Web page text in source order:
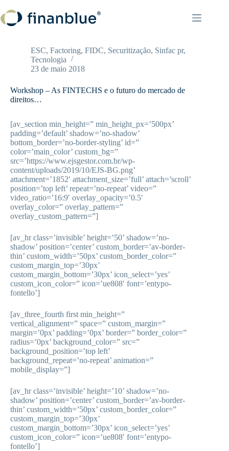
para
o
ESC, Factoring, FIDC, Securitização, Sinfac pr,
Tecnologia
23 de maio 2018
Workshop – As FINTECHS e o futuro do mercado de
direitos…
[av_section min_height=” min_height_px=’500px’
padding=’default’ shadow=’no-shadow’
bottom_border=’no-border-styling’ id=”
color=’main_color’ custom_bg=”
src=’https://www.ejsgestor.com.br/wp-
content/uploads/2019/10/EJS-BG.png’
attachment=’1852′ attachment_size=’full’ attach=’scroll’
position=’top left’ repeat=’no-repeat’ video=”
video_ratio=’16:9′ overlay_opacity=’0.5′
overlay_color=” overlay_pattern=”
overlay_custom_pattern=”]
[av_hr class=’invisible’ height=’50’ shadow=’no-
shadow’ position=’center’ custom_border=’av-border-
thin’ custom_width=’50px’ custom_border_color=”
custom_margin_top=’30px’
custom_margin_bottom=’30px’ icon_select=’yes’
custom_icon_color=” icon=’ue808′ font=’entypo-
fontello’]
[av_three_fourth first min_height=”
vertical_alignment=” space=” custom_margin=”
margin=’0px’ padding=’0px’ border=” border_color=”
radius=’0px’ background_color=” src=”
background_position=’top left’
background_repeat=’no-repeat’ animation=”
mobile_display=”]
[av_hr class=’invisible’ height=’10’ shadow=’no-
shadow’ position=’center’ custom_border=’av-border-
thin’ custom_width=’50px’ custom_border_color=”
custom_margin_top=’30px’
custom_margin_bottom=’30px’ icon_select=’yes’
custom_icon_color=” icon=’ue808′ font=’entypo-
fontello’]